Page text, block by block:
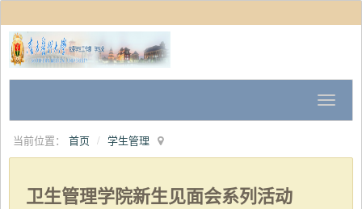
当前位置： 首页 学生管理
卫生管理学院新生见面会系列活动